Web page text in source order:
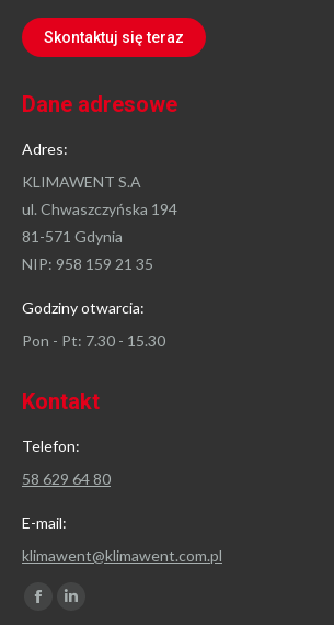
Skontaktuj się teraz
Dane adresowe
Adres:
KLIMAWENT S.A
ul. Chwaszczyńska 194
81-571 Gdynia
NIP: 958 159 21 35
Godziny otwarcia:
Pon - Pt: 7.30 - 15.30
Kontakt
Telefon:
58 629 64 80
E-mail:
klimawent@klimawent.com.pl
Znajdź nas na:
FacebookLinkedin